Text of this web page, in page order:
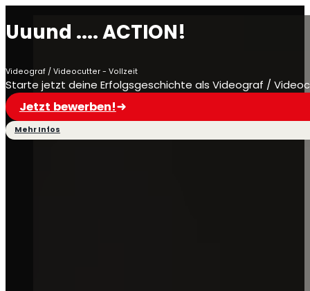
Uuund .... ACTION!
Videograf / Videocutter - Vollzeit
Starte jetzt deine Erfolgsgeschichte als Videograf /
Jetzt bewerben!
Mehr Infos